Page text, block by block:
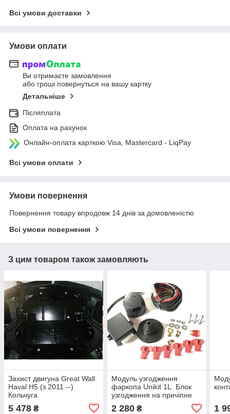
Всі умови доставки
Умови оплати
Ви отримаєте замовлення
або гроші повернуться на вашу картку
Детальніше
Післяплата
Оплата на рахунок
Онлайн-оплата карткою Visa, Mastercard - LiqPay
Всі умови оплати
Умови повернення
Повернення товару впродовж 14 днів за домовленістю
Всі умови повернення
З цим товаром також замовляють
Захист двигуна Great Wall
Haval H5 (з 2011 --)
Кольчуга
5 478 ₴
Модуль узгодження
фаркопа Unikit 1L. Блок
узгодження на причіпне
2 280₴ 1